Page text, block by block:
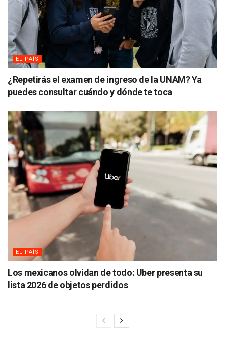
EL PAÍS
¿Repetirás el examen de ingreso de la UNAM? Ya
puedes consultar cuándo y dónde te toca
EL PAÍS
Los mexicanos olvidan de todo: Uber presenta su
lista 2026 de objetos perdidos